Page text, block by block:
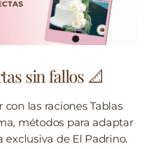
sin fallos 📐
las raciones Tablas
métodos para adaptar
exclusiva de El Padrino.